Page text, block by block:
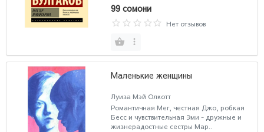
99 сомони
Нет отзывов
Маленькие женщины
Луиза Мэй Олкотт
Романтичная Мег, честная Джо, робкая
Бесс и чувствительная Эми - дружные и
жизнерадостные сестры Мар..